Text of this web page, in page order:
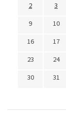
2
3
9
10
16
17
23
24
30
31